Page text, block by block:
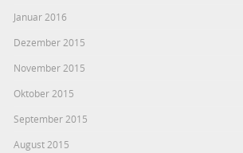
Januar 2016
Dezember 2015
November 2015
Oktober 2015
September 2015
August 2015